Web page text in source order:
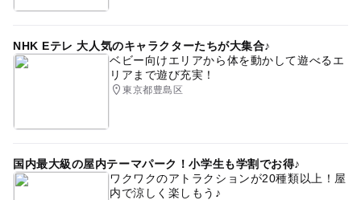
NHK Eテレ 大人気のキャラクターたちが大集合♪
ベビー向けエリアから体を動かして遊べるエ
リアまで遊び充実！
東京都豊島区
国内最大級の屋内テーマパーク！小学生も学割でお得♪
ワクワクのアトラクションが20種類以上！屋
内で涼しく楽しもう♪